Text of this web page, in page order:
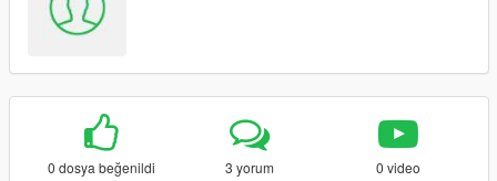
0 dosya beğenildi 3 yorum 0 video